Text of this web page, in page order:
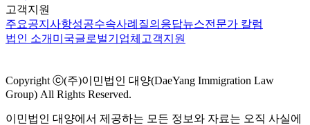
고객지원
주요공지사항성공수속사례 질의응답뉴스전문가 칼럼
법인 소개 미국글로벌기업체 고객지원
Copyright ⓒ(주)이민법인 대양(DaeYang Immigration Law
Group) All Rights Reserved.
이민법인 대양에서 제공하는 모든 정보와 자료는 오직 사실에